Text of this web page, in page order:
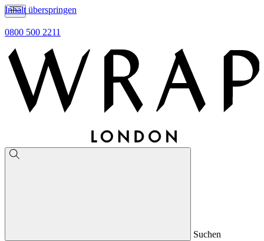
Inhalt überspringen
0800 500 2211
Suchen